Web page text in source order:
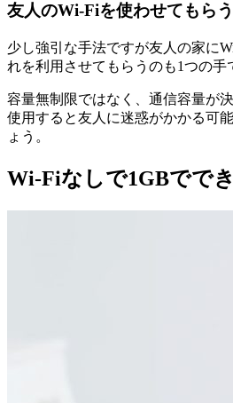
友人のWi-Fiを使わせてもらう
少し強引な手法ですが友人の家に
れを利用させてもらうのも1つの手
容量無制限ではなく、通信容量が
使用すると友人に迷惑がかかる可
ょう。
Wi-Fiなしで1GBでで